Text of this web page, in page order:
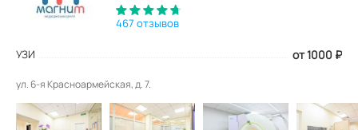
467 отзывов
УЗИ от 1000 ₽
ул. 6-я Красноармейская, д. 7.